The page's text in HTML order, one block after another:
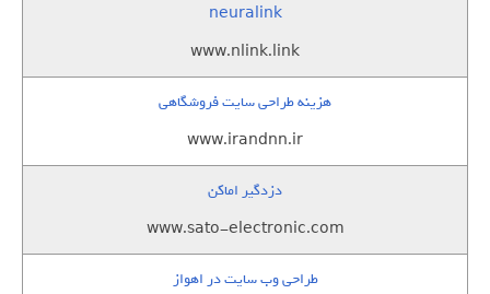
neuralink
www.nlink.link
هزینه طراحی سایت فروشگاهی
www.irandnn.ir
دزدگیر اماکن
www.sato-electronic.com
طراحی وب سایت در اهواز